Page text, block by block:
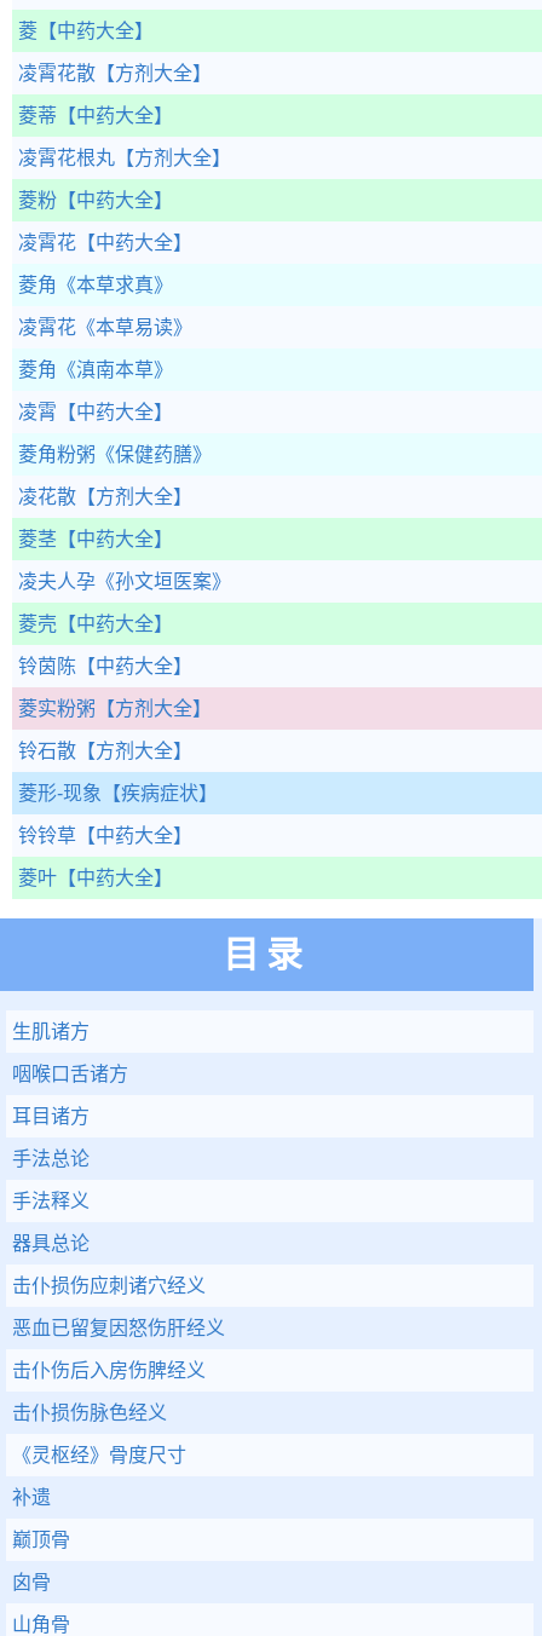
菱 【中药大全】
凌霄花散 【方剂大全】
菱蒂 【中药大全】
凌霄花根丸 【方剂大全】
菱粉 【中药大全】
凌霄花 【中药大全】
菱角 《本草求真》
凌霄花 《本草易读》
菱角 《滇南本草》
凌霄 【中药大全】
菱角粉粥 《保健药膳》
凌花散 【方剂大全】
菱茎 【中药大全】
凌夫人孕 《孙文垣医案》
菱壳 【中药大全】
铃茵陈 【中药大全】
菱实粉粥 【方剂大全】
铃石散 【方剂大全】
菱形-现象 【疾病症状】
铃铃草 【中药大全】
菱叶 【中药大全】
目录
生肌诸方
咽喉口舌诸方
耳目诸方
手法总论
手法释义
器具总论
击仆损伤应刺诸穴经义
恶血已留复因怒伤肝经义
击仆伤后入房伤脾经义
击仆损伤脉色经义
《灵枢经》骨度尺寸
补遗
巅顶骨
囟骨
山角骨